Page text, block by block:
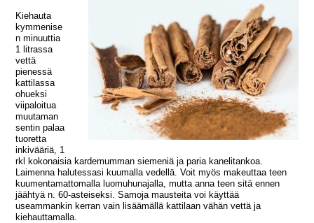
Kiehauta
kymmenise
n minuuttia
1 litrassa
vettä
pienessä
kattilassa
ohueksi
viipaloitua
muutaman
sentin palaa
tuoretta
inkivääriä, 1
rkl kokonaisia kardemumman siemeniä ja paria kanelitankoa.
Laimenna halutessasi kuumalla vedellä. Voit myös makeuttaa teen
kuumentamattomalla luomuhunajalla, mutta anna teen sitä ennen
jäähtyä n. 60-asteiseksi. Samoja mausteita voi käyttää
useammankin kerran vain lisäämällä kattilaan vähän vettä ja
kiehauttamalla.